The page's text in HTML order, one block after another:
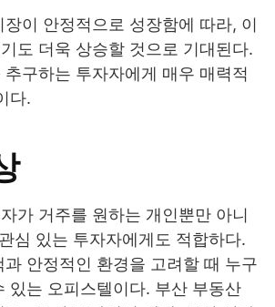
이 안정적으로 성장함에 따라, 이
도 더욱 상승할 것으로 기대된다.
구하는 투자자에게 매우 매력적
다.
가 거주를 원하는 개인뿐만 아니
심 있는 투자자에게도 적합하다.
안정적인 환경을 고려할 때 누구
있는 오피스텔이다. 부산 부동산